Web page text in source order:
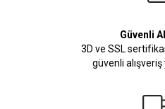
Güvenli
3D ve SSL
güvenli